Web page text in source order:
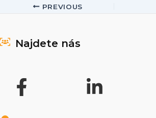
Post PREVIOUS
Najdete nás